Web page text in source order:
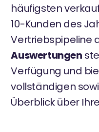
häufigsten
10-Kunden des
Vertriebspipeline
Auswertungen
Verfügung und
vollständigen
Überblick über